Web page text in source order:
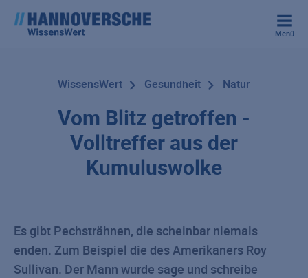
Menü
WissensWert Gesundheit Natur
Vom Blitz getroffen -
Volltreffer aus der
Kumuluswolke
Es gibt Pechsträhnen, die scheinbar niemals
enden. Zum Beispiel die des Amerikaners Roy
Sullivan. Der Mann wurde sage und schreibe